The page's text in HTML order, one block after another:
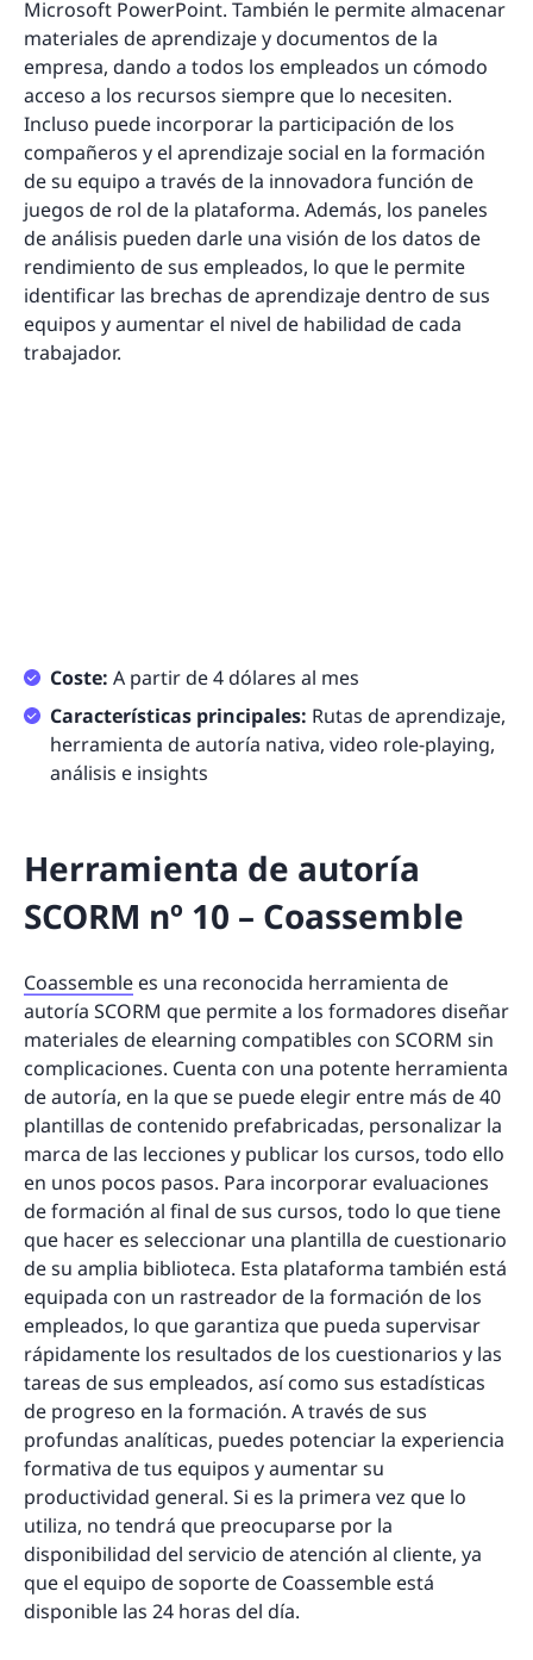
Microsoft PowerPoint. También le permite almacenar
materiales de aprendizaje y documentos de la
empresa, dando a todos los empleados un cómodo
acceso a los recursos siempre que lo necesiten.
Incluso puede incorporar la participación de los
compañeros y el aprendizaje social en la formación
de su equipo a través de la innovadora función de
juegos de rol de la plataforma. Además, los paneles
de análisis pueden darle una visión de los datos de
rendimiento de sus empleados, lo que le permite
identificar las brechas de aprendizaje dentro de sus
equipos y aumentar el nivel de habilidad de cada
trabajador.
Coste: A partir de 4 dólares al mes
Características principales: Rutas de aprendizaje,
herramienta de autoría nativa, video role-playing,
análisis e insights
Herramienta de autoría
SCORM nº 10 – Coassemble
Coassemble es una reconocida herramienta de
autoría SCORM que permite a los formadores diseñar
materiales de elearning compatibles con SCORM sin
complicaciones. Cuenta con una potente herramienta
de autoría, en la que se puede elegir entre más de 40
plantillas de contenido prefabricadas, personalizar la
marca de las lecciones y publicar los cursos, todo ello
en unos pocos pasos. Para incorporar evaluaciones
de formación al final de sus cursos, todo lo que tiene
que hacer es seleccionar una plantilla de cuestionario
de su amplia biblioteca. Esta plataforma también está
equipada con un rastreador de la formación de los
empleados, lo que garantiza que pueda supervisar
rápidamente los resultados de los cuestionarios y las
tareas de sus empleados, así como sus estadísticas
de progreso en la formación. A través de sus
profundas analíticas, puedes potenciar la experiencia
formativa de tus equipos y aumentar su
productividad general. Si es la primera vez que lo
utiliza, no tendrá que preocuparse por la
disponibilidad del servicio de atención al cliente, ya
que el equipo de soporte de Coassemble está
disponible las 24 horas del día.